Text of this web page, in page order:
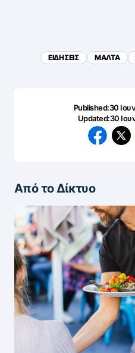
ΕΙΔΗΣΕΙΣ ΜΑΛΤΑ
Published:30
Updated:30
Από το Δίκτυο